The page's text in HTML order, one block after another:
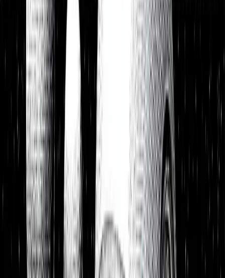
Watchlist Unsere Top-Picks zum Kauf
Portfolios 26,8 % p.a. seit 2018
Finanzielle Freiheit
26,8 % p.a. Dividendendepot18,6 % p.a.
1:1 Begleitung
Über uns
7 Tage kostenlos testen